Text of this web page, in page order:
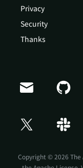
Privacy
Security
Thanks
Copyright © 2026 The
Doris Summit 26